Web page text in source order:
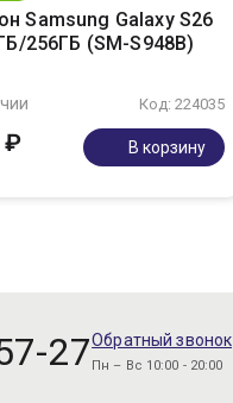
Samsung Galaxy S26
256ГБ (SM-S948B)
Код: 224035
₽ В корзину
27Обратный звонок
Пн – Вс 10:00 - 20:00